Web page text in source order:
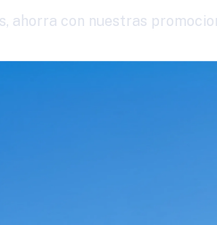
con nuestras